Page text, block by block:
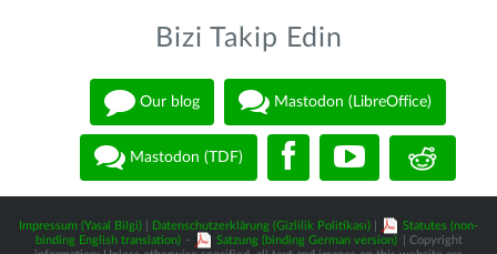
Bizi Takip Edin
Our blog Mastodon (LibreOffice)
Mastodon (TDF)
Impressum (Yasal Bilgi) Datenschutzerklärung (Gizlilik Politikası)
Statutes (non-
binding English translation) - Satzung (binding German version)
| Copyright